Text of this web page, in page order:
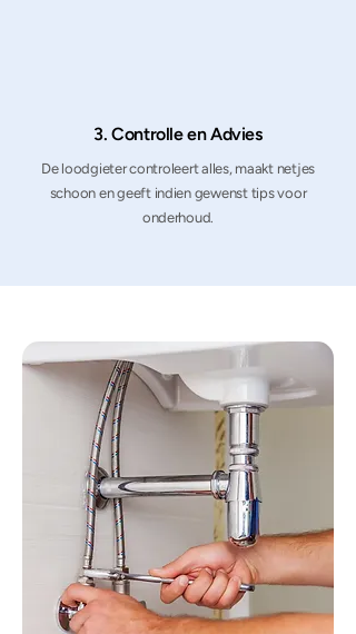
3. Controlle en Advies
De loodgieter controleert alles, maakt netjes
schoon en geeft indien gewenst tips voor
onderhoud.